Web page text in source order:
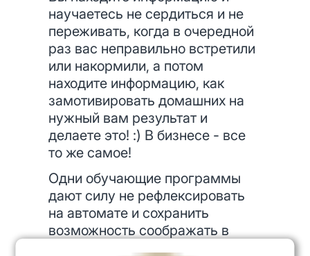
научаетесь не сердиться и не
переживать, когда в очередной
раз вас неправильно встретили
или накормили, а потом
находите информацию, как
замотивировать домашних на
нужный вам результат и
делаете это! :) В бизнесе - все
то же самое!
Одни обучающие программы
дают силу не рефлексировать
на автомате и сохранить
возможность соображать в